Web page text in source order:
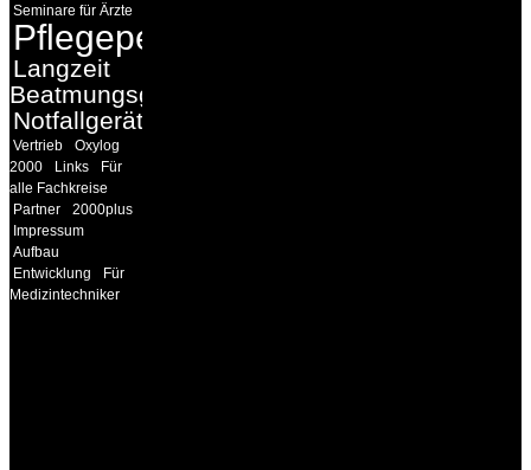
Seminare für Ärzte
Pflegepersonal
Langzeit
Beatmungsgeräte
Notfallgeräte
Vertrieb
Oxylog
2000
Links
Für
alle Fachkreise
Partner
2000plus
Impressum
Aufbau
Entwicklung
Für
Medizintechniker